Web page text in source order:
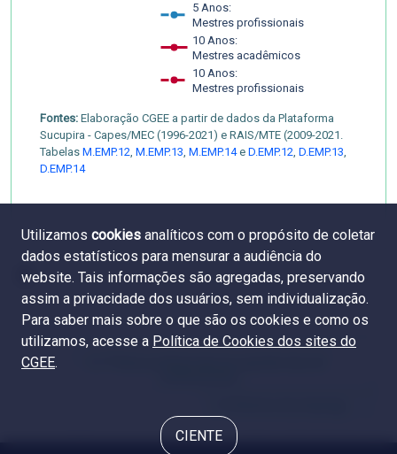
5 Anos:
Mestres profissionais
10 Anos:
Mestres acadêmicos
10 Anos:
Mestres profissionais
Fontes: Elaboração CGEE a partir de dados da Plataforma
Sucupira - Capes/MEC (1996-2021) e RAIS/MTE (2009-2021.
Tabelas M.EMP.12, M.EMP.13, M.EMP.14e D.EMP.12, D.EMP.13,
D.EMP.14
Utilizamos cookies analíticos com o propósito de coletar
dados estatísticos para mensurar a audiência do
website. Tais informações são agregadas, preservando
assim a privacidade dos usuários, sem individualização.
Para saber mais sobre o que são os cookies e como os
utilizamos, acesse a Política de Cookies dos sites do
CGEE.
CIENTE